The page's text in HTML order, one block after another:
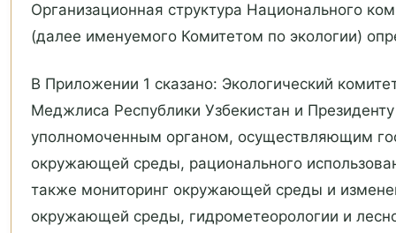
Организационная структура Национального
(далее именуемого Комитетом по экологии)
В Приложении 1 сказано: Экологический
Меджлиса Республики Узбекистан и
уполномоченным органом, осуществляющим
окружающей среды, рационального
также мониторинг окружающей среды и
окружающей среды, гидрометеорологии и